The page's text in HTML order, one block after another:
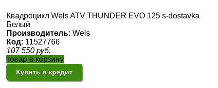
Квадроцикл Wels ATV THUNDER EVO 125 s-dostavka
Белый
Производитель: Wels
Код: 11527766
107 550 руб.
товар в корзину
Купить в кредит